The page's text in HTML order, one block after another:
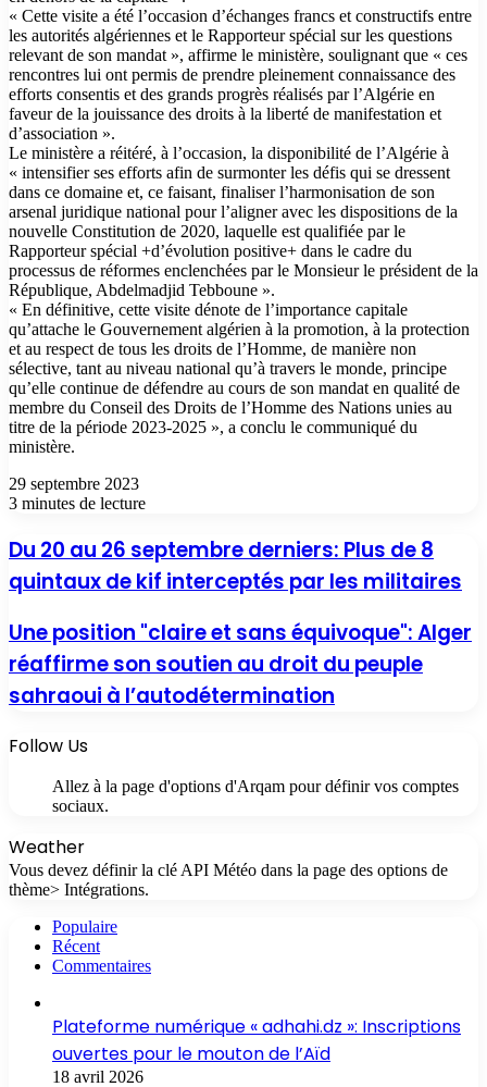
« Cette visite a été l’occasion d’échanges francs et constructifs entre
les autorités algériennes et le Rapporteur spécial sur les questions
relevant de son mandat », affirme le ministère, soulignant que « ces
rencontres lui ont permis de prendre pleinement connaissance des
efforts consentis et des grands progrès réalisés par l’Algérie en
faveur de la jouissance des droits à la liberté de manifestation et
d’association ».
Le ministère a réitéré, à l’occasion, la disponibilité de l’Algérie à
« intensifier ses efforts afin de surmonter les défis qui se dressent
dans ce domaine et, ce faisant, finaliser l’harmonisation de son
arsenal juridique national pour l’aligner avec les dispositions de la
nouvelle Constitution de 2020, laquelle est qualifiée par le
Rapporteur spécial +d’évolution positive+ dans le cadre du
processus de réformes enclenchées par le Monsieur le président de la
République, Abdelmadjid Tebboune ».
« En définitive, cette visite dénote de l’importance capitale
qu’attache le Gouvernement algérien à la promotion, à la protection
et au respect de tous les droits de l’Homme, de manière non
sélective, tant au niveau national qu’à travers le monde, principe
qu’elle continue de défendre au cours de son mandat en qualité de
membre du Conseil des Droits de l’Homme des Nations unies au
titre de la période 2023-2025 », a conclu le communiqué du
ministère.
29 septembre 2023
3 minutes de lecture
Du 20 au 26 septembre derniers: Plus de 8
quintaux de kif interceptés par les militaires
Une position "claire et sans équivoque": Alger
réaffirme son soutien au droit du peuple
sahraoui à l’autodétermination
Follow Us
Allez à la page d'options d'Arqam pour définir vos comptes
sociaux.
Weather
Vous devez définir la clé API Météo dans la page des options de
thème> Intégrations.
Populaire
Récent
Commentaires
Plateforme numérique « adhahi.dz »: Inscriptions
ouvertes pour le mouton de l’Aïd
18 avril 2026